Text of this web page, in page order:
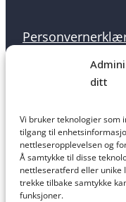
ditt
Vi bruker teknologier som
tilgang til
nettleseropplevelsen og
Å samtykke til disse
nettleseratferd eller unike
trekke tilbake samtykke
funksjoner.
Salgsbetingelser